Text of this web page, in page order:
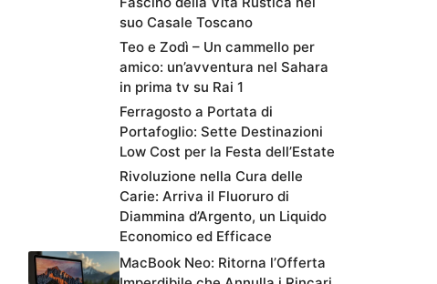
suo Casale Toscano
Teo e Zodì – Un cammello per
amico: un’avventura nel Sahara
in prima tv su Rai 1
Ferragosto a Portata di
Portafoglio: Sette Destinazioni
Low Cost per la Festa dell’Estate
Rivoluzione nella Cura delle
Carie: Arriva il Fluoruro di
Diammina d’Argento, un Liquido
Economico ed Efficace
MacBook Neo: Ritorna l’Offerta